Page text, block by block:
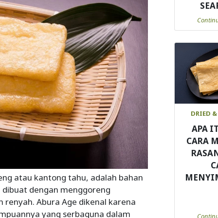
atau kantong tahu, adalah bahan
dibuat dengan menggoreng
Abura Age dikenal karena
yang serbaguna dalam
DRIED &
APA
CARA